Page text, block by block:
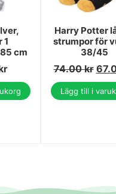
1
cm
Harry Potter
strumpor för
38/45
74.00kr
Lägg till i